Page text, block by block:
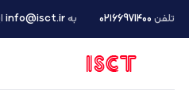
تلفن ۰۲۱66971400 بهinfo@isct.ir